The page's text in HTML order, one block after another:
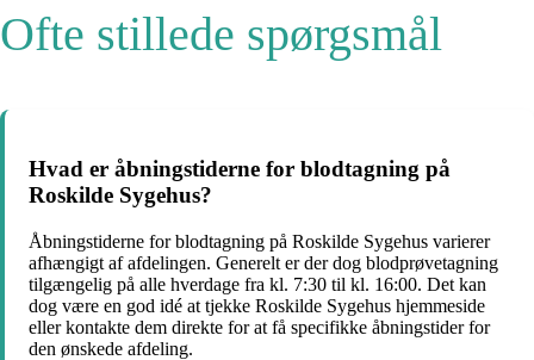
Ofte stillede spørgsmål
Hvad er åbningstiderne for blodtagning på
Roskilde Sygehus?
Åbningstiderne for blodtagning på Roskilde Sygehus varierer
afhængigt af afdelingen. Generelt er der dog blodprøvetagning
tilgængelig på alle hverdage fra kl. 7:30 til kl. 16:00. Det kan
dog være en god idé at tjekke Roskilde Sygehus hjemmeside
eller kontakte dem direkte for at få specifikke åbningstider for
den ønskede afdeling.